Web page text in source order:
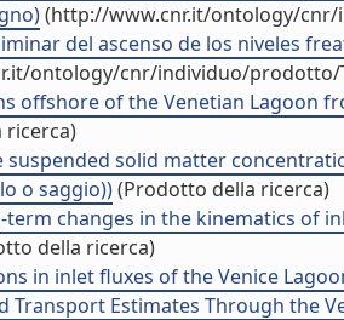
(http://www.cnr.it/ontology/
del ascenso de los niveles
ontology/cnr/individuo/prodotto/
offshore of the Venetian Lagoon
ricerca)
suspended solid matter
o saggio))(Prodotto della ricerca)
term changes in the kinematics of
della ricerca)
in inlet fluxes of the Venice
Transport Estimates Through the